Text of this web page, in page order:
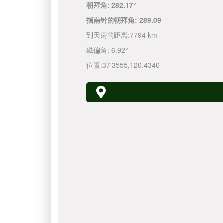
朝拜角: 282.17°
指南针的朝拜角: 289.09
到天房的距离:7794 km
磁偏角:-6.92°
位置:37.3555,120.4340